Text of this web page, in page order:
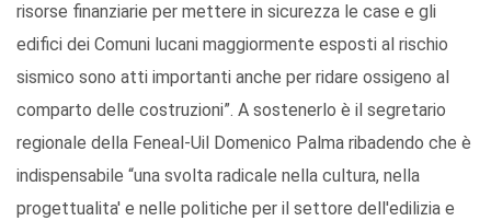
risorse finanziarie per mettere in sicurezza le case e gli
edifici dei Comuni lucani maggiormente esposti al rischio
sismico sono atti importanti anche per ridare ossigeno al
comparto delle costruzioni”. A sostenerlo è il segretario
regionale della Feneal-Uil Domenico Palma ribadendo che è
indispensabile “una svolta radicale nella cultura, nella
progettualita' e nelle politiche per il settore dell'edilizia e